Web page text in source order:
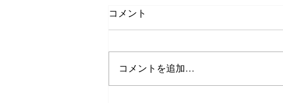
コメント
コメントを追加…